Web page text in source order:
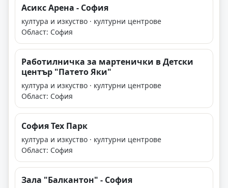
Асикс Арена - София
култура и изкуство · културни центрове
Област: София
Работилничка за мартенички в Детски
център "Патето Яки"
култура и изкуство · културни центрове
Област: София
София Тех Парк
култура и изкуство · културни центрове
Област: София
Зала "Балкантон" - София